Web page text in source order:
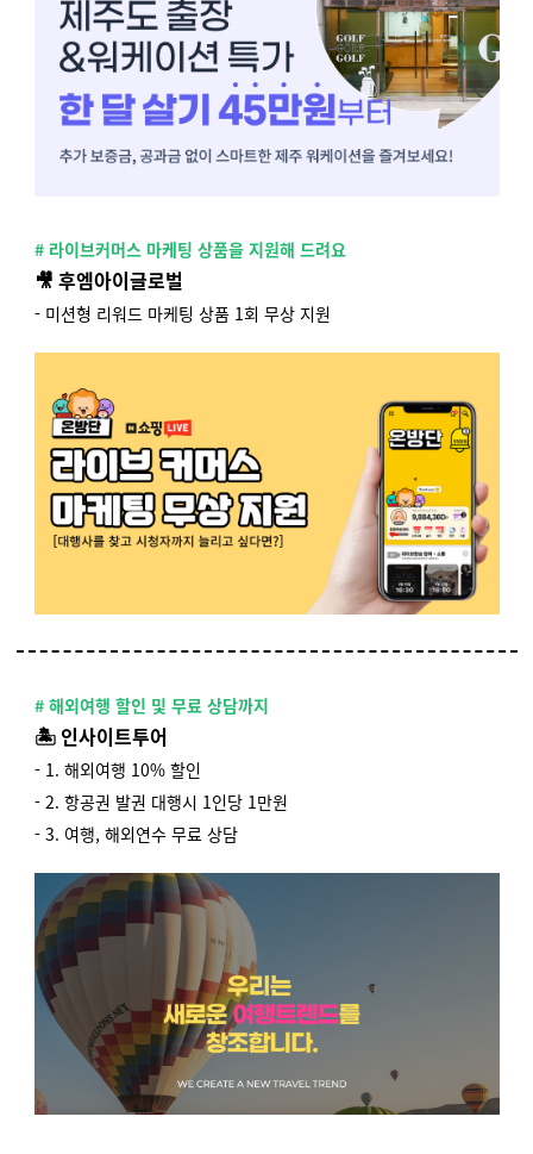
# 라이브커머스 마케팅 상품을 지원해 드려요
🎥 후엠아이글로벌
- 미션형 리워드 마케팅 상품 1회 무상 지원
# 해외여행 할인 및 무료 상담까지
🏝 인사이트투어
- 1. 해외여행 10% 할인
- 2. 항공권 발권 대행시 1인당 1만원
- 3. 여행, 해외연수 무료 상담